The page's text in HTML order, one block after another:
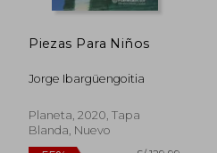
Piezas Para Niños
Jorge Ibargüengoitia
Planeta, 2020, Tapa
Blanda, Nuevo